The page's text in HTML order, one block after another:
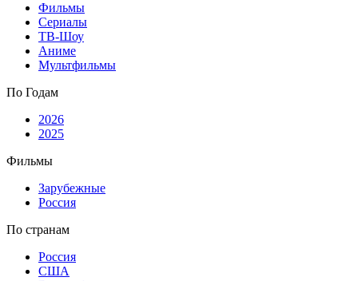
Фильмы
Сериалы
ТВ-Шоу
Аниме
Мультфильмы
По Годам
2026
2025
Фильмы
Зарубежные
Россия
По странам
Россия
США